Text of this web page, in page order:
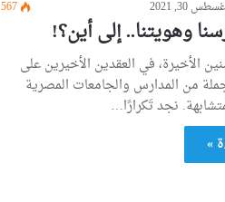
30, 2021
567
وهويتنا.. إلى أين؟!
الأخيرة، في العقدين الأخيرين على
من المدارس والجامعات المصرية
نجد تَكرارًا…
»